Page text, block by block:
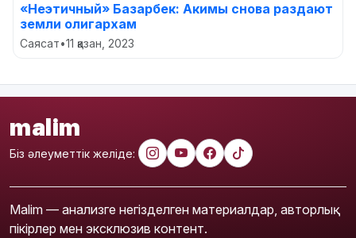
«Неэтичный» Базарбек: Акимы снова раздают
земли олигархам
Саясат•11 қазан, 2023
malim
Біз әлеуметтік желіде:
Malim — анализге негізделген материалдар, авторлық
пікірлер мен эксклюзив контент.